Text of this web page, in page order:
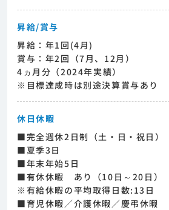
昇給/賞与
昇給：年1回(4月)
賞与：年2回（7月、12月）
4ヵ月分（2024年実績）
※目標達成時は別途決算賞与あり
休日休暇
■完全週休2日制（土・日・祝日）
■夏季3日
■年末年始5日
■有休休暇 あり（10日～20日）
※有給休暇の平均取得日数:13日
■育児休暇／介護休暇／慶弔休暇